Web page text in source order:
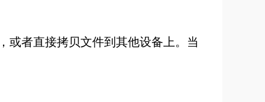
或者直接拷贝文件到其他设备上。当